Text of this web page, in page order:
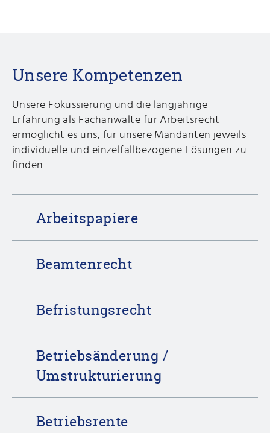
Unsere Kompetenzen
Unsere Fokussierung und die langjährige
Erfahrung als Fachanwälte für Arbeitsrecht
ermöglicht es uns, für unsere Mandanten jeweils
individuelle und einzelfallbezogene Lösungen zu
finden.
Arbeitspapiere
Beamtenrecht
Befristungsrecht
Betriebsänderung /
Umstrukturierung
Betriebsrente